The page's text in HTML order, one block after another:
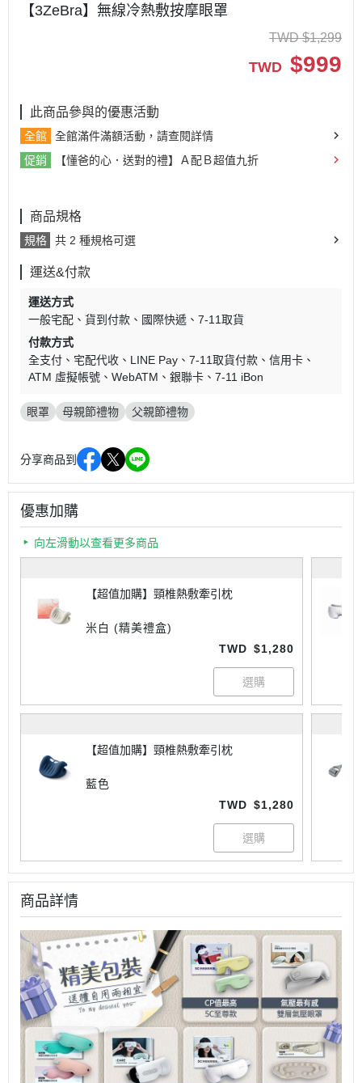
【3ZeBra】無線冷熱敷按摩眼罩
TWD $1,299
TWD $999
此商品參與的優惠活動
全館
全館滿件滿額活動，請查閱詳情
促銷
【懂爸的心．送對的禮】Ａ配Ｂ超值九折
商品規格
規格 共 2 種規格可選
運送&付款
運送方式
一般宅配
貨到付款 國際快遞
7-11取貨
付款方式
全支付
宅配代收 LINE Pay 7-11取貨付款
信用卡
ATM 虛擬帳號
WebATM 銀聯卡 7-11 iBon
眼罩 母親節禮物 父親節禮物
分享商品到
優惠加購
向左滑動以查看更多商品
【超值加購】頸椎熱敷牽引枕
米白 (精美禮盒)
TWD $1,280
【超值加購】頸椎熱敷牽引枕
藍色
TWD $1,280
商品詳情